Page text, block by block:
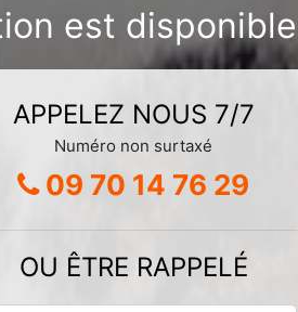
est
APPELEZ NOUS 7/7
Numéro non surtaxé
09 70 14 76 29
OU ÊTRE RAPPELÉ